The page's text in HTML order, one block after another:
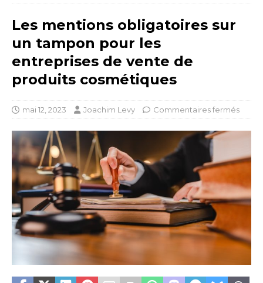
Les mentions obligatoires sur
un tampon pour les
entreprises de vente de
produits cosmétiques
mai 12, 2023 Joachim Levy Commentaires fermés